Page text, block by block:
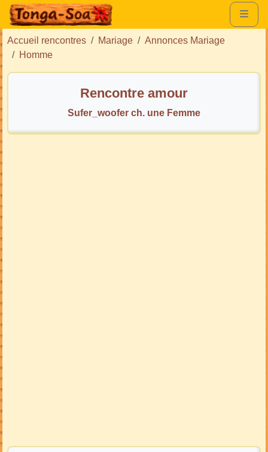
Accueil rencontres Mariage
Annonces Mariage
Homme
Rencontre amour
Sufer_woofer ch. une Femme